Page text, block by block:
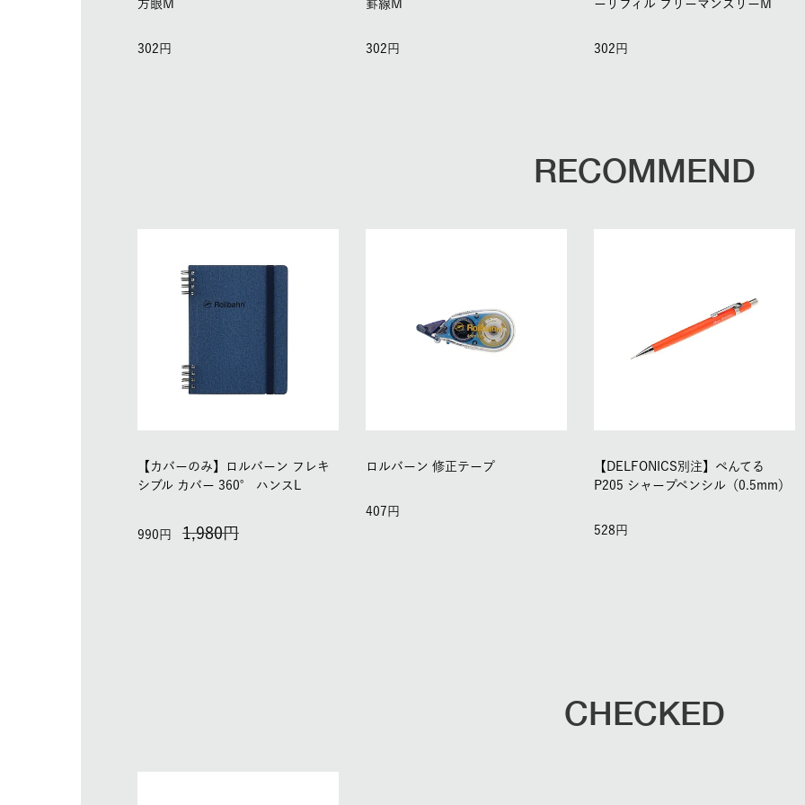
方眼M
302
罫線M
302
ーリフィル フリーマンスリーM
302
RECOMMEND
【カバーのみ】ロルバーン フレキ
シブル カバー 360° ハンスL
1,980
990
ロルバーン 修正テープ
407
【DELFONICS別注】ぺんてる
P205 シャープペンシル（0.5mm）
528
CHECKED